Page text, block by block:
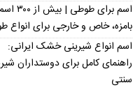
اسم برای
بامزه، خاص و خارجی برای انواع
اسم انواع شیرینی خشک ایرانی:
راهنمای کامل برای دوستداران
سنتی